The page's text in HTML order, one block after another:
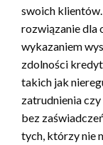
swoich
rozwiązanie dla
wykazaniem
zdolności
takich jak
zatrudnienia
bez
tych, którzy nie